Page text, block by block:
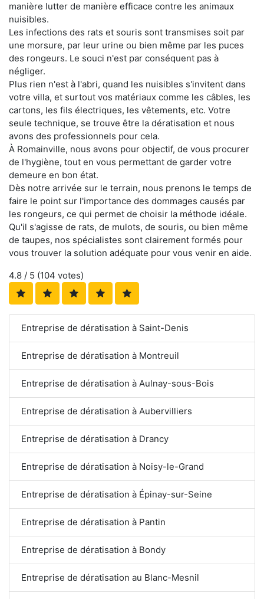
manière lutter de manière efficace contre les animaux
nuisibles.
Les infections des rats et souris sont transmises soit par
une morsure, par leur urine ou bien même par les puces
des rongeurs. Le souci n'est par conséquent pas à
négliger.
Plus rien n'est à l'abri, quand les nuisibles s'invitent dans
votre villa, et surtout vos matériaux comme les câbles, les
cartons, les fils électriques, les vêtements, etc. Votre
seule technique, se trouve être la dératisation et nous
avons des professionnels pour cela.
À Romainville, nous avons pour objectif, de vous procurer
de l'hygiène, tout en vous permettant de garder votre
demeure en bon état.
Dès notre arrivée sur le terrain, nous prenons le temps de
faire le point sur l'importance des dommages causés par
les rongeurs, ce qui permet de choisir la méthode idéale.
Qu'il s'agisse de rats, de mulots, de souris, ou bien même
de taupes, nos spécialistes sont clairement formés pour
vous trouver la solution adéquate pour vous venir en aide.
4.8 / 5 (104 votes)
Entreprise de dératisation à Saint-Denis
Entreprise de dératisation à Montreuil
Entreprise de dératisation à Aulnay-sous-Bois
Entreprise de dératisation à Aubervilliers
Entreprise de dératisation à Drancy
Entreprise de dératisation à Noisy-le-Grand
Entreprise de dératisation à Épinay-sur-Seine
Entreprise de dératisation à Pantin
Entreprise de dératisation à Bondy
Entreprise de dératisation au Blanc-Mesnil